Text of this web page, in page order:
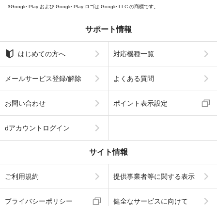
Google Play および Google Play ロゴは Google LLC の商標です。
サポート情報
はじめての方へ 対応機種一覧
メールサービス登録/解除 よくある質問
お問い合わせ ポイント表示設定
dアカウントログイン
サイト情報
ご利用規約 提供事業者等に関する表示
プライバシーポリシー 健全なサービスに向けて